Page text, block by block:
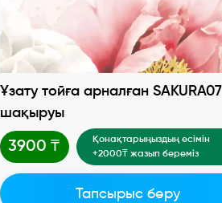
Ұзату тойға арналған SAKURA07
шақыруы
3900 ₸
Қонақтарыңыздың есімін
+2000₸ жазып береміз
Тапсырыс беру